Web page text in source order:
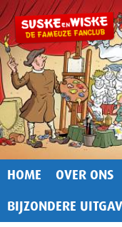
HOME OVER ONS
BIJZONDERE